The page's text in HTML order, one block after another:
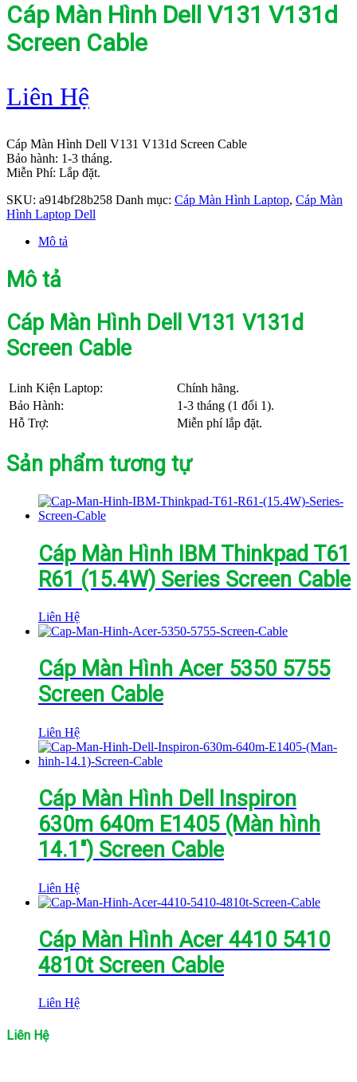
Cáp Màn Hình Dell V131 V131d
Screen Cable
Liên Hệ
Cáp Màn Hình Dell V131 V131d Screen Cable
Bảo hành: 1-3 tháng.
Miễn Phí: Lắp đặt.
SKU: a914bf28b258 Danh mục: Cáp Màn Hình Laptop, Cáp Màn
Hình Laptop Dell
Mô tả
Mô tả
Cáp Màn Hình Dell V131 V131d
Screen Cable
Linh Kiện Laptop:
Chính hãng.
Bảo Hành:
1-3 tháng (1 đổi 1).
Hỗ Trợ:
Miễn phí lắp đặt.
Sản phẩm tương tự
Cáp Màn Hình IBM Thinkpad T61
R61 (15.4W) Series Screen Cable
Liên Hệ
Cáp Màn Hình Acer 5350 5755
Screen Cable
Liên Hệ
Cáp Màn Hình Dell Inspiron
630m 640m E1405 (Màn hình
14.1″) Screen Cable
Liên Hệ
Cáp Màn Hình Acer 4410 5410
4810t Screen Cable
Liên Hệ
Liên Hệ